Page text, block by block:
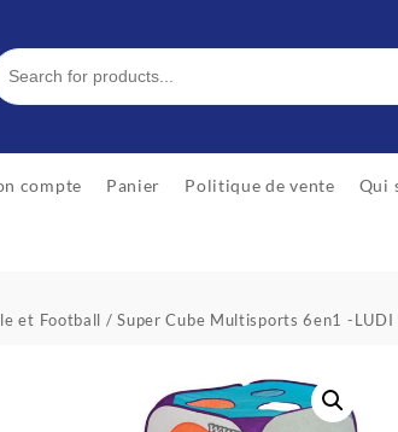
compte Panier Politique de vente Qui
et Football / Super Cube Multisports 6en1 -LUDI